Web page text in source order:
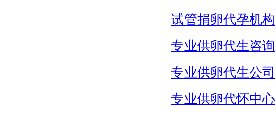
试管捐卵代孕机构
专业供卵代生咨询
专业供卵代生公司
专业供卵代怀中心